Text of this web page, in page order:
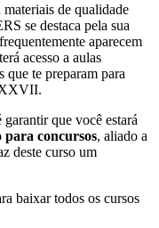
de qualidade
se destaca pela sua
aparecem
acesso a aulas
que te preparam para
que você estará
para concursos, aliado a
deste curso um
baixar todos os cursos